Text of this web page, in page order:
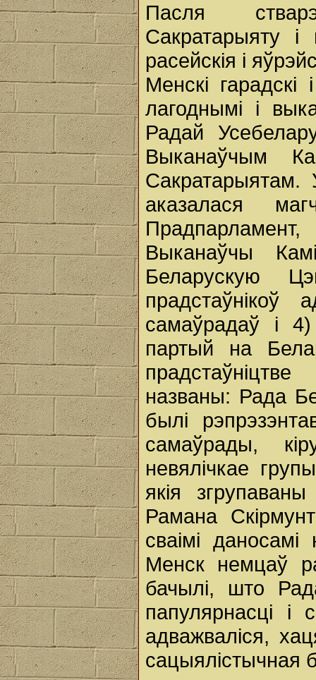
Пасля
Сакратарыяту
расейскія і
Менскі
лагоднымі і
Радай
Выканаўчым
Сакратарыятам.
аказалася
Выканаўчы
Беларускую
прадстаўнікоў
самаўрадаў і 4)
партый на
названы: Рада
былі
самаўрады,
невялічкае
якія
Рамана
сваімі
Менск немцаў
бачылі, што
папулярнасці і
адважваліся,
сацыялістычная